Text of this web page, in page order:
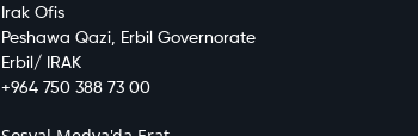
Irak Ofis
Peshawa Qazi, Erbil Governorate
Erbil/ IRAK
+964 750 388 73 00